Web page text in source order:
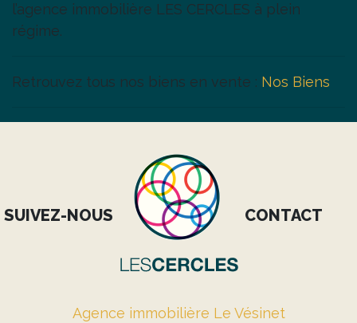
l’agence immobilière LES CERCLES à plein
régime.
Retrouvez tous nos biens en vente : Nos Biens
SUIVEZ-NOUS CONTACT
Agence immobilière Le Vésinet